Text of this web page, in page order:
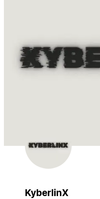
KyberlinX